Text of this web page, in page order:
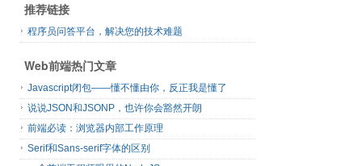
推荐链接
程序员问答平台，解决您的技术难题
Web前端热门文章
Javascript闭包——懂不懂由你，反正我是懂了
说说JSON和JSONP，也许你会豁然开朗
前端必读：浏览器内部工作原理
Serif和Sans-serif字体的区别